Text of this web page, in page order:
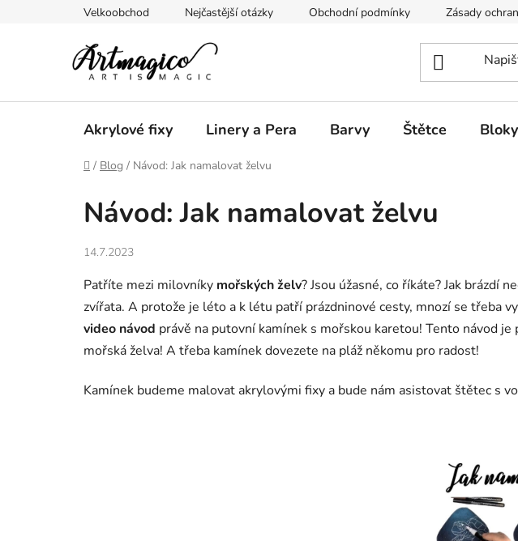
Velkoobchod Nejčastější otázky Obchodní podmínky Zásady
Akrylové fixy Linery a Pera Barvy Štětce
Domů
/ Blog / Návod: Jak namalovat želvu
Návod: Jak namalovat želvu
14.7.2023
Patříte mezi milovníky mořských želv? Jsou úžasné, co říkáte? Jak brázdí
zvířata. A protože je léto a k létu patří prázdninové cesty, mnozí se třeba
video návod právě na putovní kamínek s mořskou karetou! Tento návod
mořská želva! A třeba kamínek dovezete na pláž někomu pro radost!
Kamínek budeme malovat akrylovými fixy a bude nám asistovat štětec s